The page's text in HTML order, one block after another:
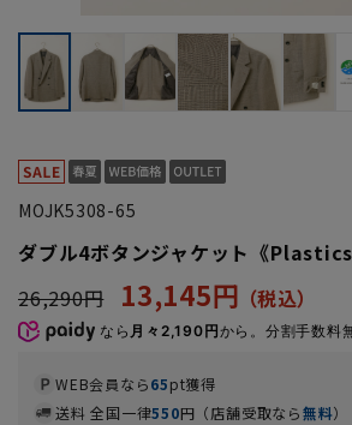
MOJK5308-65
ダブル4ボタンジャケット《
26,290円
13,145円
なら 月々2,190円から。分割手数料
WEB会員なら65pt獲得
送料 全国一律550円（店舗受取なら無料）